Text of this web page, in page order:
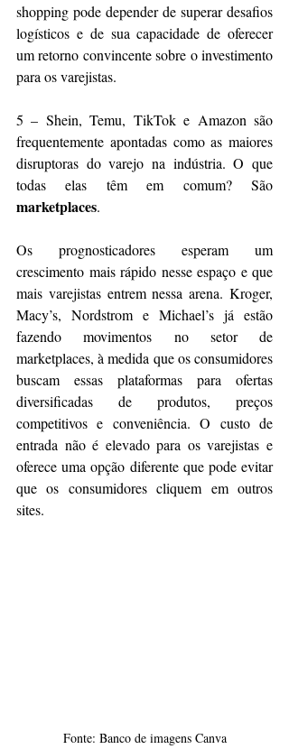
shopping pode depender de superar desafios
logísticos e de sua capacidade de oferecer
um retorno convincente sobre o investimento
para os varejistas.
5 – Shein, Temu, TikTok e Amazon são
frequentemente apontadas como as maiores
disruptoras do varejo na indústria. O que
marketplaces.
Os prognosticadores esperam um
crescimento mais rápido nesse espaço e que
mais varejistas entrem nessa arena. Kroger,
Macy’s, Nordstrom e Michael’s já estão
fazendo movimentos no setor de
marketplaces, à medida que os consumidores
buscam essas plataformas para ofertas
diversificadas de produtos, preços
competitivos e conveniência. O custo de
entrada não é elevado para os varejistas e
oferece uma opção diferente que pode evitar
que os consumidores cliquem em outros
sites.
Fonte: Banco de imagens Canva